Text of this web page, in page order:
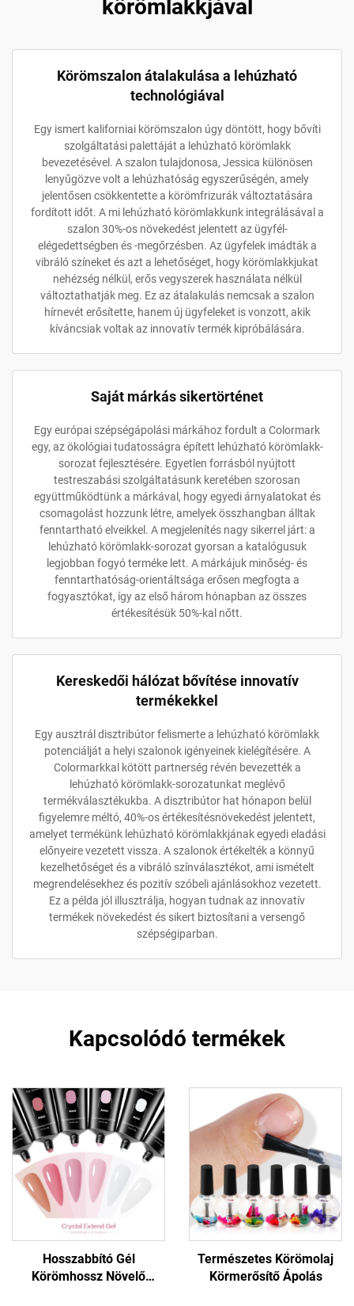
körömlakkjával
Körömszalon átalakulása a lehúzható
technológiával
Egy ismert kaliforniai körömszalon úgy döntött, hogy bővíti
szolgáltatási palettáját a lehúzható körömlakk
bevezetésével. A szalon tulajdonosa, Jessica különösen
lenyűgözve volt a lehúzhatóság egyszerűségén, amely
jelentősen csökkentette a körömfrizurák változtatására
fordított időt. A mi lehúzható körömlakkunk integrálásával a
szalon 30%-os növekedést jelentett az ügyfél-
elégedettségben és -megőrzésben. Az ügyfelek imádták a
vibráló színeket és azt a lehetőséget, hogy körömlakkjukat
nehézség nélkül, erős vegyszerek használata nélkül
változtathatják meg. Ez az átalakulás nemcsak a szalon
hírnevét erősítette, hanem új ügyfeleket is vonzott, akik
kíváncsiak voltak az innovatív termék kipróbálására.
Saját márkás sikertörténet
Egy európai szépségápolási márkához fordult a Colormark
egy, az ökológiai tudatosságra épített lehúzható körömlakk-
sorozat fejlesztésére. Egyetlen forrásból nyújtott
testreszabási szolgáltatásunk keretében szorosan
együttműködtünk a márkával, hogy egyedi árnyalatokat és
csomagolást hozzunk létre, amelyek összhangban álltak
fenntartható elveikkel. A megjelenítés nagy sikerrel járt: a
lehúzható körömlakk-sorozat gyorsan a katalógusuk
legjobban fogyó terméke lett. A márkájuk minőség- és
fenntarthatóság-orientáltsága erősen megfogta a
fogyasztókat, így az első három hónapban az összes
értékesítésük 50%-kal nőtt.
Kereskedői hálózat bővítése innovatív
termékekkel
Egy ausztrál disztribútor felismerte a lehúzható körömlakk
potenciálját a helyi szalonok igényeinek kielégítésére. A
Colormarkkal kötött partnerség révén bevezették a
lehúzható körömlakk-sorozatunkat meglévő
termékválasztékukba. A disztribútor hat hónapon belül
figyelemre méltó, 40%-os értékesítésnövekedést jelentett,
amelyet termékünk lehúzható körömlakkjának egyedi eladási
előnyeire vezetett vissza. A szalonok értékelték a könnyű
kezelhetőséget és a vibráló színválasztékot, ami ismételt
megrendelésekhez és pozitív szóbeli ajánlásokhoz vezetett.
Ez a példa jól illusztrálja, hogyan tudnak az innovatív
termékek növekedést és sikert biztosítani a versengő
szépségiparban.
Kapcsolódó termékek
Hosszabbító Gél
Körömhossz Növelő
Természetes Körömolaj
Körmerősítő Ápolás